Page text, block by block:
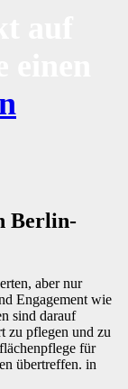
Berlin-
aber nur
Engagement wie
sind darauf
zu pflegen und zu
für
übertreffen. in